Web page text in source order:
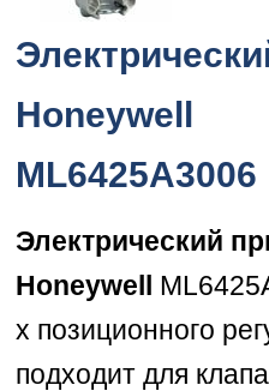
Honeywell
ML6425A3006
Электрический
Honeywell
х позиционного
подходит для